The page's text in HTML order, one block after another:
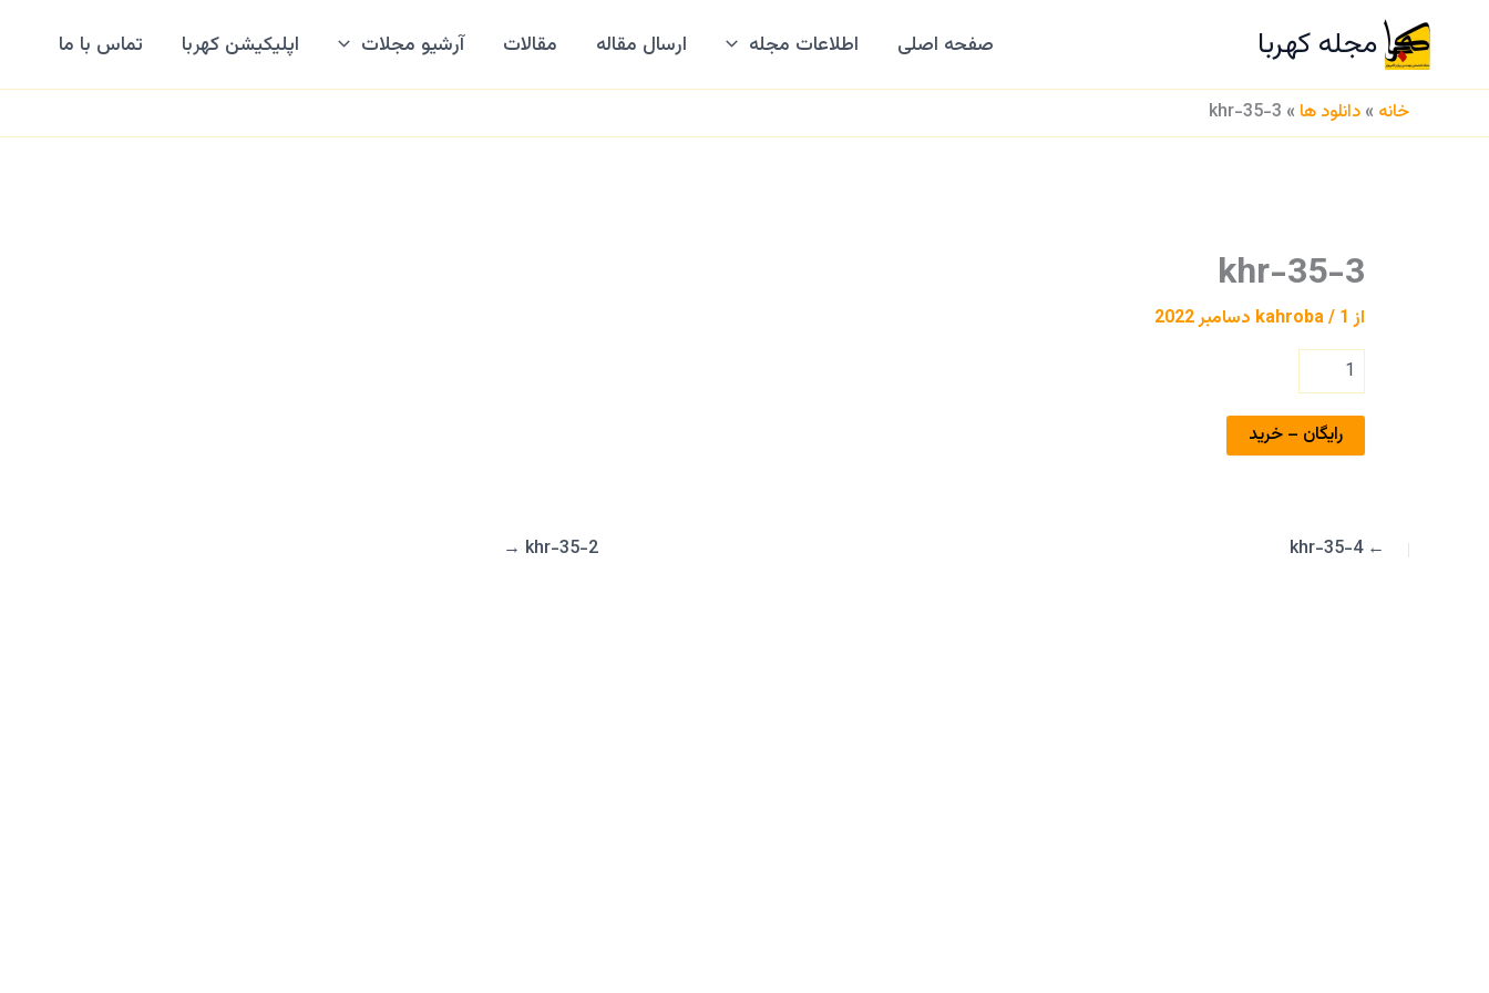
مجله کهربا صفحه اصلی اطلاعات مجله ارسال مقاله مقالات آرشیو مجلات اپلیکیشن کهربا تماس با ما
خانه » دانلود ها »
khr-35-3
khr-35-3
از kahroba/ 1 دسامبر 2022
رایگان – خرید
←
khr-35-4
khr-35-2
→